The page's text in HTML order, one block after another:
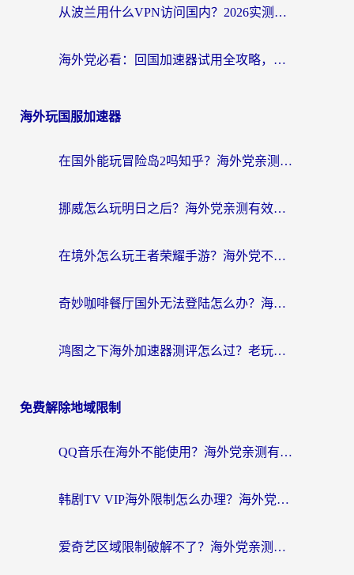
从波兰用什么VPN访问国内？2026实测有效的无缝回国方案
海外党必看：回国加速器试用全攻略，无缝刷国内剧玩游戏不再难
海外玩国服加速器
在国外能玩冒险岛2吗知乎？海外党亲测有效的国服游戏加速指南
挪威怎么玩明日之后？海外党亲测有效的国服游戏加速指南
在境外怎么玩王者荣耀手游？海外党不卡顿的终极加速器选择指南
奇妙咖啡餐厅国外无法登陆怎么办？海外党必看的国服游戏加速全攻略
鸿图之下海外加速器测评怎么过？老玩家亲测有效的选择指南
免费解除地域限制
QQ音乐在海外不能使用？海外党亲测有效的回国加速解决方案来了
韩剧TV VIP海外限制怎么办理？海外党追剧看国内内容的实用指南
爱奇艺区域限制破解不了？海外党亲测有效的回国加速方案来了